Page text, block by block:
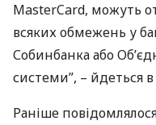
MasterCard, можуть
всяких обмежень у
Собинбанка або
системи”, – йдеться
Раніше